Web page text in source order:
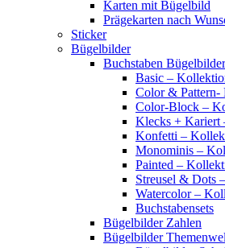
Karten mit Bügelbild
Prägekarten nach
Sticker
Bügelbilder
Buchstaben Bügelbilder
Basic –
Color & Pattern-
Color-Block –
Klecks + Kariert
Konfetti –
Monominis –
Painted –
Streusel & Dots
Watercolor –
Buchstabensets
Bügelbilder Zahlen
Bügelbilder